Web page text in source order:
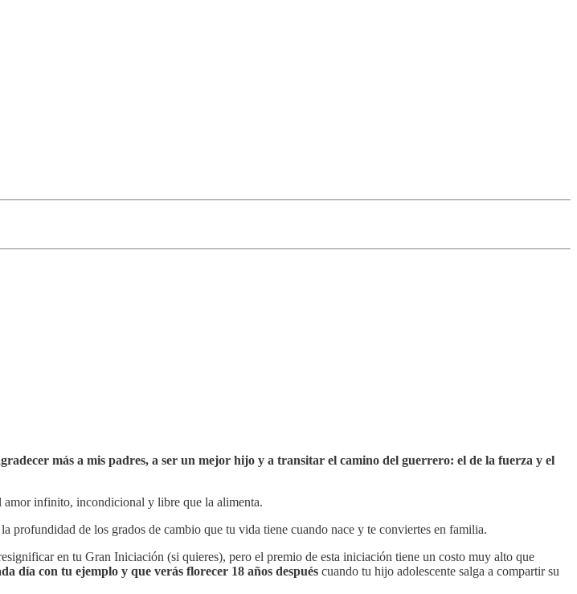
más a mis padres, a ser un mejor hijo y a transitar el camino del guerrero: el de la fuerza y el
amor infinito, incondicional y libre que la alimenta.
de los grados de cambio que tu vida tiene cuando nace y te conviertes en familia.
en tu Gran Iniciación (si quieres), pero el premio de esta iniciación tiene un costo muy alto que
día con tu ejemplo y que verás florecer 18 años después cuando tu hijo adolescente salga a compartir su